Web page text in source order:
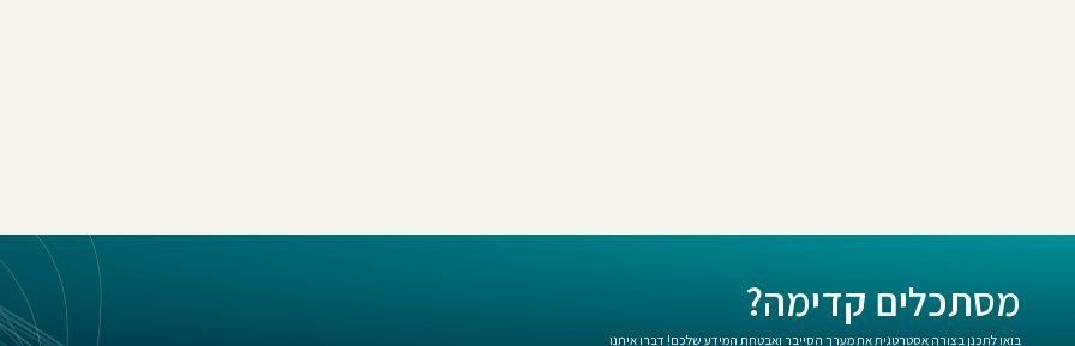
מסתכלים קדימה?
בואו לתכנן בצורה אסטרטגית את מערך הסייבר ואבטחת המידע שלכם! דברו איתנו